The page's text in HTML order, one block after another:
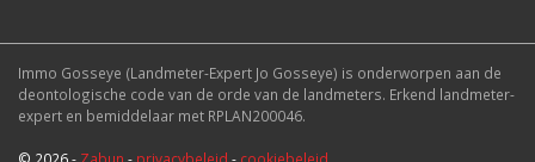
Immo Gosseye (Landmeter-Expert Jo Gosseye) is onderworpen aan de
deontologische code van de orde van de landmeters. Erkend landmeter-
expert en bemiddelaar met RPLAN200046.